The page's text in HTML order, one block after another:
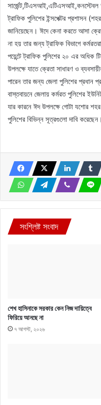
ট্রাফিক পুলিশের ইন্সপেক্টর প্রশাসন
জানিয়েছেন। ঈদে কেনা করতে আসা
না হয় তার জন্য ট্রাফিক বিভাগে
পয়েন্টে ট্রাফিক পুলিশের ২০ এর অধিক
উপলক্ষে যাতে ক্রেতা সাধারণ ও
পারেন তার জন্য জেলা পুলিশের প্রধান
বাস্তবায়নে জেলায় কর্মরত পুলিশের
যার কারনে ঈদ উপলক্ষে গোটা যশোর
পুলিশের বিভিন্ন সূত্রগুলো দাবি করেছেন।
সংশ্লিষ্ট সংবাদ
শেখ হাসিনাকে সরকার কেন নিজ দায়িত্বে
ফিরিয়ে আনছে না
৭ আগস্ট, ২০২৬